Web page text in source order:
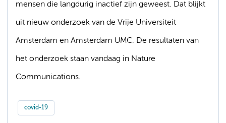
mensen die langdurig inactief zijn geweest. Dat blijkt
uit nieuw onderzoek van de Vrije Universiteit
Amsterdam en Amsterdam UMC. De resultaten van
het onderzoek staan vandaag in Nature
Communications.
covid-19